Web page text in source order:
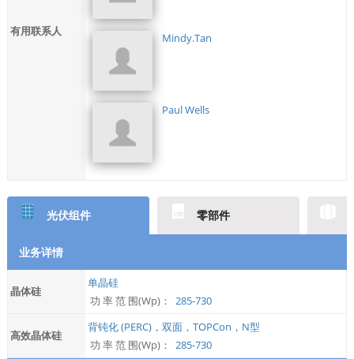
有用联系人 Mindy.Tan
Paul Wells
光伏组件 零部件
业务详情
晶体硅
单晶硅
功 率 范 围(Wp)：
285-730
高效晶体硅
背钝化 (PERC)，双面，TOPCon，N型
功 率 范 围(Wp)：
285-730